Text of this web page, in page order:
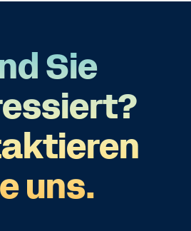
Sie
uns.